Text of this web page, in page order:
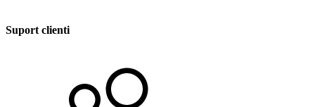
Suport clienti